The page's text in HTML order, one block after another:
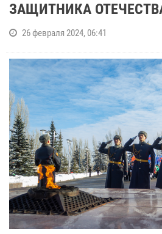
ЗАЩИТНИКА
26 февраля 2024, 06:41